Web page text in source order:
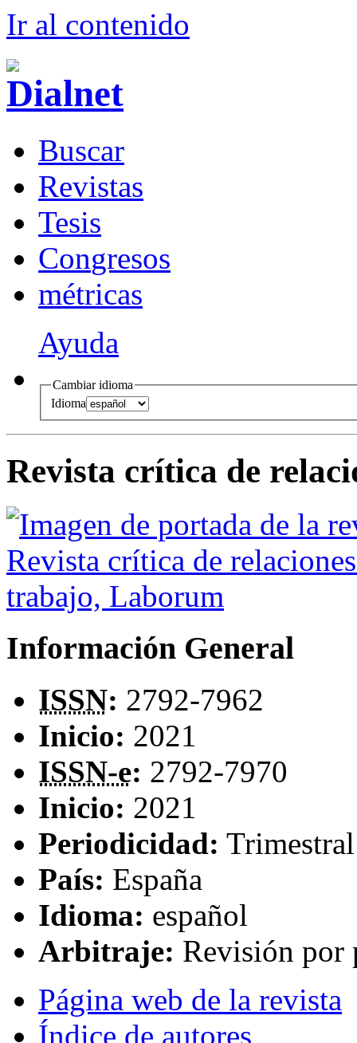
Ir al contenido
Buscar
Revistas
Tesis
Congresos
métricas
Ayuda
Cambiar idioma
Idioma
Revista crítica de
Información General
ISSN: 2792-7962
Inicio: 2021
ISSN-e: 2792-7970
Inicio: 2021
Periodicidad: Trimestral
País: España
Idioma: español
Arbitraje: Revisión por
Página web de la revista
Índice de autores